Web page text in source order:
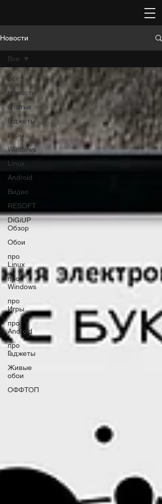
Новости
Все
Новости
Статьи
Гаджеты
Игры
Windows
Linux
Android
Видео
RESOFT
DiGiUP
Обзор
Обои
про
Linux
про
Windows
про
Игры
про
Android
про
Гаджеты
Живые
обои
ОФФТОП
Все